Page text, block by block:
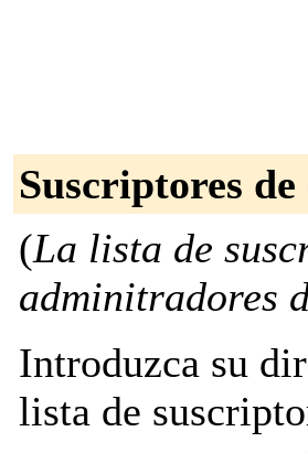
Suscriptores
(La lista de
adminitradores
Introduzca su
lista de